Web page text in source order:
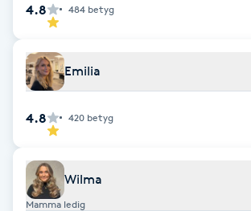
Fotvård
Fransar
Fransborttagning
Fransförlängning
4.8 484 betyg
Emilia
4.8 420 betyg
Wilma
Mamma ledig